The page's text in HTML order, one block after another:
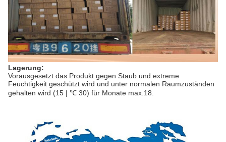
Lagerung:
Vorausgesetzt das Produkt gegen Staub und extreme
Feuchtigkeit geschützt wird und unter normalen Raumzuständen
gehalten wird (15 | ℃ 30) für Monate max.18.